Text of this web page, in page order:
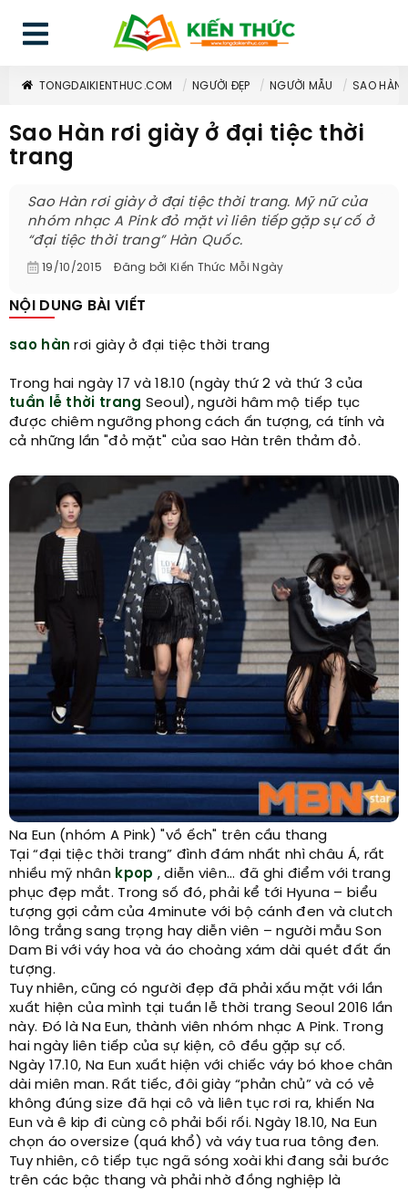
TONGDAIKIENTHUC.COM NGƯỜI ĐẸP NGƯỜI MẪU SAO HÀN
Sao Hàn rơi giày ở đại tiệc thời
trang
Sao Hàn rơi giày ở đại tiệc thời trang. Mỹ nữ của
nhóm nhạc A Pink đỏ mặt vì liên tiếp gặp sự cố ở
“đại tiệc thời trang” Hàn Quốc.
19/10/2015 Đăng bởi Kiến Thức Mỗi Ngày
NỘI DUNG BÀI VIẾT
sao hàn rơi giày ở đại tiệc thời trang
Trong hai ngày 17 và 18.10 (ngày thứ 2 và thứ 3 của
tuần lễ thời trang Seoul), người hâm mộ tiếp tục
được chiêm ngưỡng phong cách ấn tượng, cá tính và
cả những lần "đỏ mặt" của sao Hàn trên thảm đỏ.
Na Eun (nhóm A Pink) "vồ ếch" trên cầu thang
Tại “đại tiệc thời trang” đình đám nhất nhì châu Á, rất
nhiều mỹ nhân kpop , diễn viên… đã ghi điểm với trang
phục đẹp mắt. Trong số đó, phải kể tới Hyuna – biểu
tượng gợi cảm của 4minute với bộ cánh đen và clutch
lông trắng sang trọng hay diễn viên – người mẫu Son
Dam Bi với váy hoa và áo choàng xám dài quét đất ấn
tượng.
Tuy nhiên, cũng có người đẹp đã phải xấu mặt với lần
xuất hiện của mình tại tuần lễ thời trang Seoul 2016 lần
này. Đó là Na Eun, thành viên nhóm nhạc A Pink. Trong
hai ngày liên tiếp của sự kiện, cô đều gặp sự cố.
Ngày 17.10, Na Eun xuất hiện với chiếc váy bó khoe chân
dài miên man. Rất tiếc, đôi giày “phản chủ” và có vẻ
không đúng size đã hại cô và liên tục rơi ra, khiến Na
Eun và ê kip đi cùng cô phải bối rối. Ngày 18.10, Na Eun
chọn áo oversize (quá khổ) và váy tua rua tông đen.
Tuy nhiên, cô tiếp tục ngã sóng xoài khi đang sải bước
trên các bậc thang và phải nhờ đồng nghiệp là